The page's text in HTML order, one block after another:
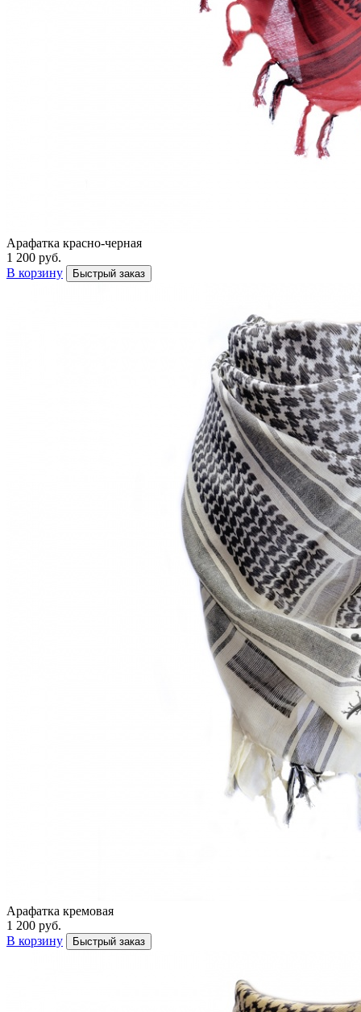
Арафатка красно-черная
1 200 руб.
В корзину
Быстрый заказ
Арафатка кремовая
1 200 руб.
В корзину
Быстрый заказ